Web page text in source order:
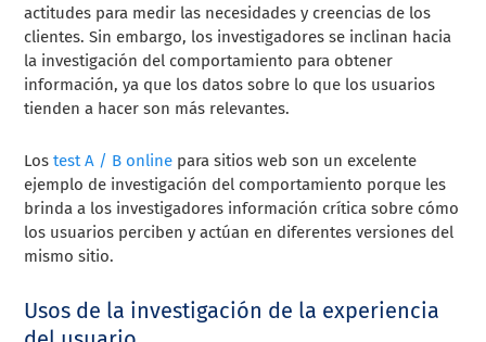
actitudes para medir las necesidades y creencias de los
clientes. Sin embargo, los investigadores se inclinan hacia
la investigación del comportamiento para obtener
información, ya que los datos sobre lo que los usuarios
tienden a hacer son más relevantes.
Lostest A / B online para sitios web son un excelente
ejemplo de investigación del comportamiento porque les
brinda a los investigadores información crítica sobre cómo
los usuarios perciben y actúan en diferentes versiones del
mismo sitio.
Usos de la investigación de la experiencia